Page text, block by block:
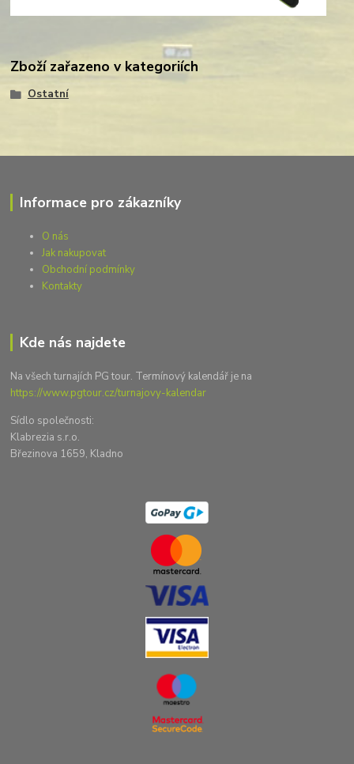
Zboží zařazeno v kategoriích
Ostatní
Informace pro zákazníky
O nás
Jak nakupovat
Obchodní podmínky
Kontakty
Kde nás najdete
Na všech turnajích PG tour. Termínový kalendář je na
https://www.pgtour.cz/turnajovy-kalendar
Sídlo společnosti:
Klabrezia s.r.o.
Březinova 1659, Kladno